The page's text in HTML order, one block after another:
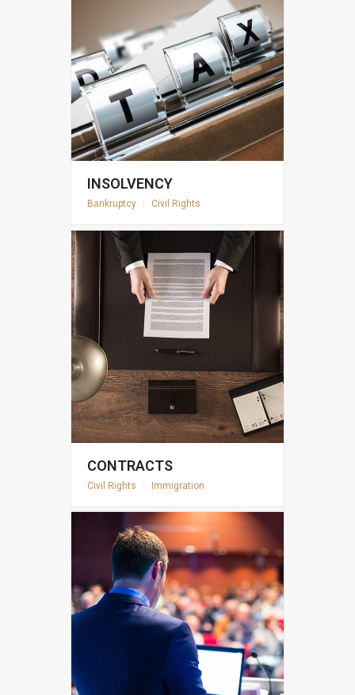
INSOLVENCY
Bankruptcy Civil Rights
CONTRACTS
Civil Rights Immigration